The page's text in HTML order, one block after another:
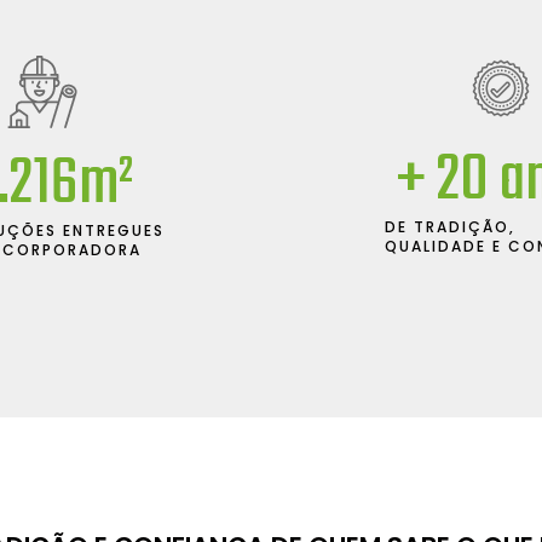
ENTREGUES
m²
DE TRADIÇÃO,
QUALIDADE E
+ 20